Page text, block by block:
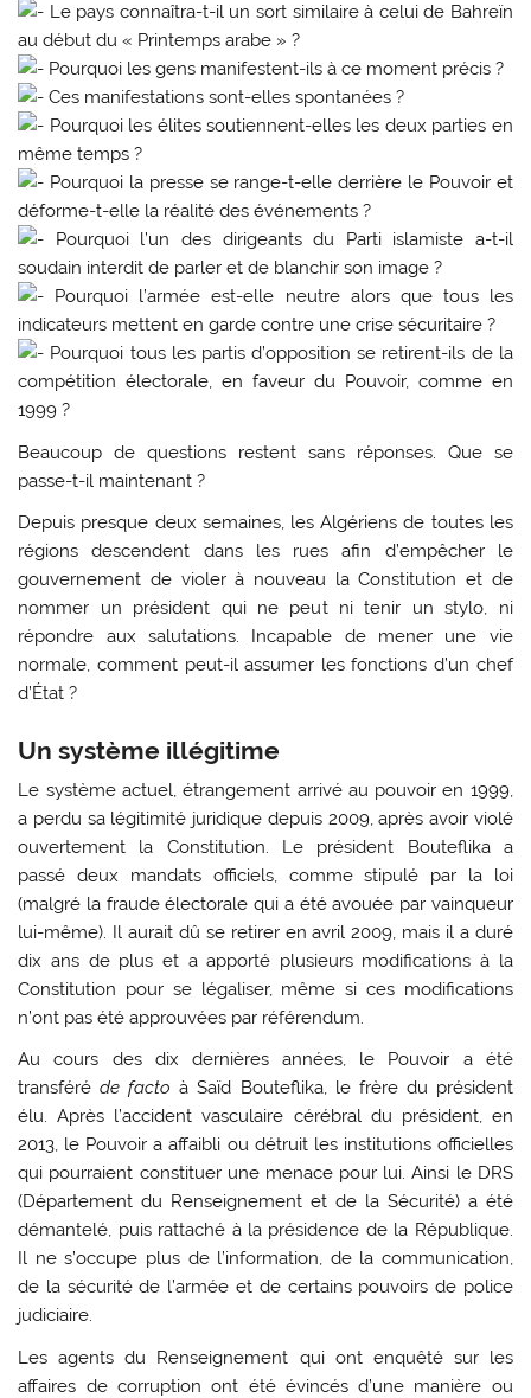
Le pays connaîtra-t-il un sort similaire à celui de Bahreïn
au début du « Printemps arabe » ?
Pourquoi les gens manifestent-ils à ce moment précis ?
Ces manifestations sont-elles spontanées ?
Pourquoi les élites soutiennent-elles les deux parties en
même temps ?
Pourquoi la presse se range-t-elle derrière le Pouvoir et
déforme-t-elle la réalité des événements ?
Pourquoi l’un des dirigeants du Parti islamiste a-t-il
soudain interdit de parler et de blanchir son image ?
Pourquoi l’armée est-elle neutre alors que tous les
indicateurs mettent en garde contre une crise sécuritaire ?
Pourquoi tous les partis d’opposition se retirent-ils de la
compétition électorale, en faveur du Pouvoir, comme en
1999 ?
Beaucoup de questions restent sans réponses. Que se
passe-t-il maintenant ?
Depuis presque deux semaines, les Algériens de toutes les
régions descendent dans les rues afin d’empêcher le
gouvernement de violer à nouveau la Constitution et de
nommer un président qui ne peut ni tenir un stylo, ni
répondre aux salutations. Incapable de mener une vie
normale, comment peut-il assumer les fonctions d’un chef
d’État ?
Un système illégitime
Le système actuel, étrangement arrivé au pouvoir en 1999,
a perdu sa légitimité juridique depuis 2009, après avoir violé
ouvertement la Constitution. Le président Bouteflika a
passé deux mandats officiels, comme stipulé par la loi
(malgré la fraude électorale qui a été avouée par vainqueur
lui-même). Il aurait dû se retirer en avril 2009, mais il a duré
dix ans de plus et a apporté plusieurs modifications à la
Constitution pour se légaliser, même si ces modifications
n’ont pas été approuvées par référendum.
Au cours des dix dernières années, le Pouvoir a été
transféréde facto à Saïd Bouteflika, le frère du président
élu. Après l’accident vasculaire cérébral du président, en
2013, le Pouvoir a affaibli ou détruit les institutions officielles
qui pourraient constituer une menace pour lui. Ainsi le DRS
(Département du Renseignement et de la Sécurité) a été
démantelé, puis rattaché à la présidence de la République.
Il ne s’occupe plus de l’information, de la communication,
de la sécurité de l’armée et de certains pouvoirs de police
judiciaire.
Les agents du Renseignement qui ont enquêté sur les
affaires de corruption ont été évincés d’une manière ou